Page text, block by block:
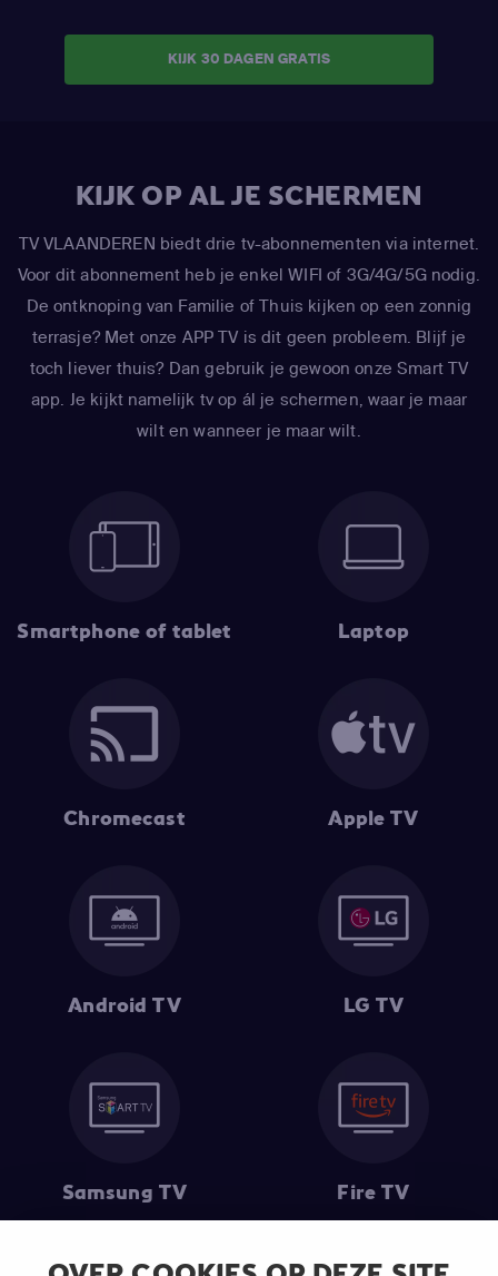
KIJK 30 DAGEN GRATIS
KIJK OP AL JE SCHERMEN
TV VLAANDEREN biedt drie tv-abonnementen via internet.
Voor dit abonnement heb je enkel WIFI of 3G/4G/5G nodig.
De ontknoping van Familie of Thuis kijken op een zonnig
terrasje? Met onze APP TV is dit geen probleem. Blijf je
toch liever thuis? Dan gebruik je gewoon onze Smart TV
app. Je kijkt namelijk tv op ál je schermen, waar je maar
wilt en wanneer je maar wilt.
Smartphone of tablet Laptop
Chromecast Apple TV
Android TV LG TV
Samsung TV Fire TV